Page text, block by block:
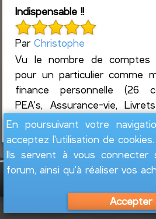
Indispensable !!
ParChristophe
Vu le nombre de
pour un particulier comme
finance personnelle (26
PEA's, Assurance-vie,
ainsi que l...Lire la suite
En poursuivant votre
acceptez l'utilisation de cookies.
Ils servent à vous
forum, ainsi qu'à réaliser vos
Accepter
GesFine - Copyright © 2008